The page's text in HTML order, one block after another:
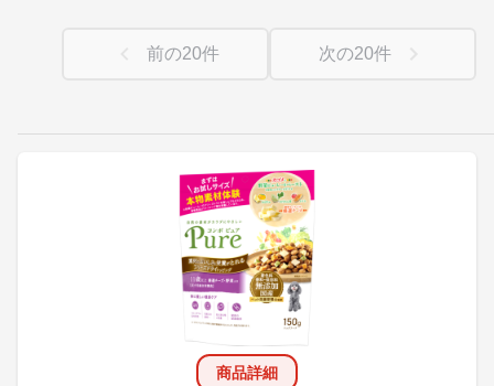
商品詳細
前の20件 次の20件